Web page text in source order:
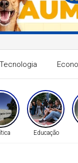
Tecnologia
Educação